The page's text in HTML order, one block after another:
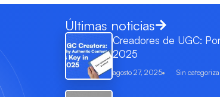
Últimas noticias
Creadores de UGC:
2025
agosto 27, 2025 Sin